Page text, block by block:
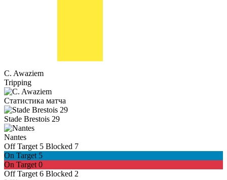
C. Awaziem
Tripping
Статистика матча
Stade Brestois 29
Nantes
Off Target 5 Blocked 7
On Target 5
On Target 0
Off Target 6 Blocked 2